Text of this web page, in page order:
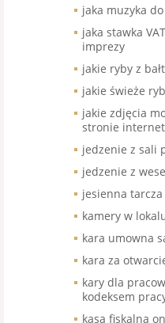
jaka muzyka
jaka stawka
imprezy
jakie ryby z
jakie świeże
jakie zdjęcia
stronie
jedzenie z sali
jedzenie z
jesienna
kamery w
kara umowna
kara za
kary dla
kodeksem
kasa fiskalna